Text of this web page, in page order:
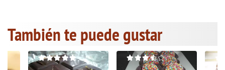
También te puede gustar